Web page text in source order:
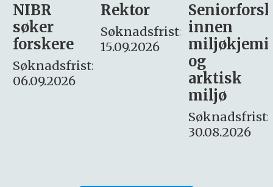
Rektor
Søknadsfrist:
15.09.2026
Seniorforsker
innen
miljøkjemi
søker
– fast
Søknadsfrist:
16. august.